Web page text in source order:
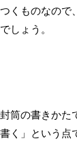
くものなので
しょう。
筒の書きかた
く」という点